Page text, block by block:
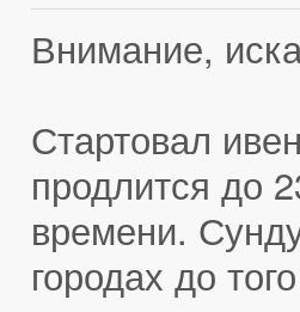
Внимание,
Стартовал
продлится до
времени.
городах до